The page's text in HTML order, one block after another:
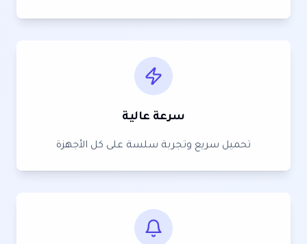
سرعة عالية
تحميل سريع وتجربة سلسة على كل الأجهزة